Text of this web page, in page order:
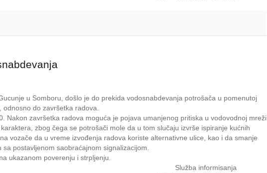
u Somboru, došlo je do prekida vodosnabdevanja potrošača u pomenutoj
do završetka radova.
Nakon završetka radova moguća je pojava umanjenog pritiska u vodovodnoj mreži
zbog čega se potrošači mole da u tom slučaju izvrše ispiranje kućnih
vozače da u vreme izvođenja radova koriste alternativne ulice, kao i da smanje
postavljenom saobraćajnom signalizacijom.
ukazanom poverenju i strpljenju.
Služba informisanja